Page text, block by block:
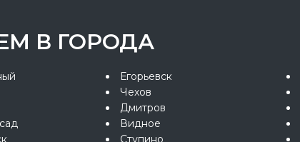
В ГОРОДА
Егорьевск
Чехов
Дмитров
Видное
Ступино